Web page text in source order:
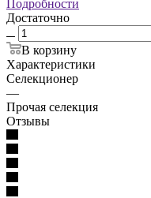
Подробности
Достаточно
В корзину
Характеристики
Селекционер
—
Прочая селекция
Отзывы